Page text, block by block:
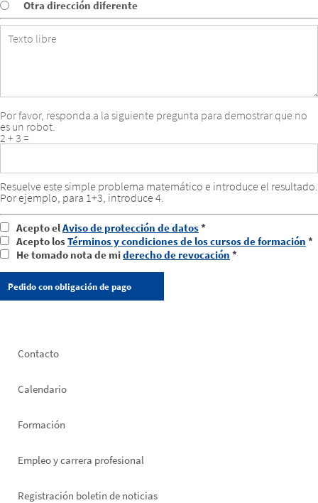
Otra dirección diferente
libre
Por favor, responda a la siguiente pregunta para demostrar que no
es un robot.
2 + 3 =
Resuelve este simple problema matemático e introduce el resultado.
Por ejemplo, para 1+3, introduce 4.
Acepto elAviso de protección de datos*
Acepto losTérminos y condiciones de los cursos de formación *
He tomado nota de miderecho de revocación *
Footer
Contacto
Calendario
Formación
Empleo y carrera profesional
Registración boletin de noticias